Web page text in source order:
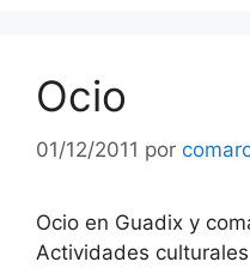
Ocio
01/12/2011 por
Ocio en Guadix y
Actividades